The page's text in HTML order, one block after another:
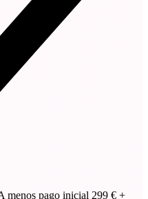
menos pago inicial 299 € +